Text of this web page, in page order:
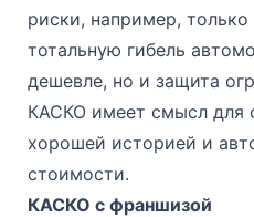
риски, например,
тотальную гибель
дешевле, но и защита
КАСКО имеет смысл для
хорошей историей и
стоимости.
КАСКО с франшизой